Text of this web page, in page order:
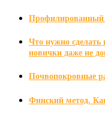
Профилированный
Что нужно сделать
новички даже не
Почвопокровные
Финский метод.